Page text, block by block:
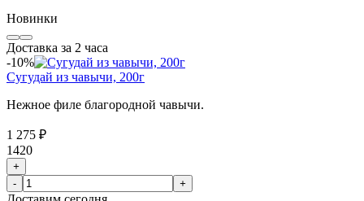
Новинки
Доставка за 2 часа
-10%
Сугудай из чавычи, 200г
Нежное филе благородной чавычи.
1 275 ₽
1420
+
-
+